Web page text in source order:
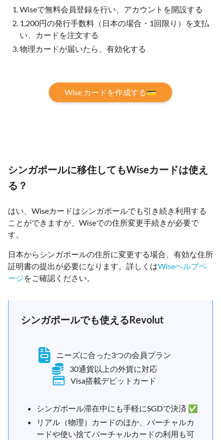
Wiseで無料会員登録を行い、アカウントを開設する
1,200円の発行手数料（日本の場合・1回限り）を支払
い、カードを注文する
物理カードが届いたら、有効化する
Wise カードを作成する💳
シンガポールに移住してもWiseカードは使え
る？
はい、Wiseカードはシンガポールでも引き続き利用する
ことができますが、Wiseでの住所変更手続きが必要で
す。
日本からシンガポールの住所に変更する場合、有効な住所
証明書の提出が必要になります。詳しくはWiseヘルプペ
ージをご確認ください。
シンガポールでも使えるRevolut
ニーズに合った3つの会員プラン
30通貨以上の外貨に対応
Visa搭載デビットカード
シンガポール滞在中にも手軽にSGDで決済 ✅
リアル（物理）カードのほか、バーチャルカ
ードや使い捨てバーチャルカードの利用も可